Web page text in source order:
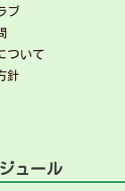
ブ
ついて
針
ュール